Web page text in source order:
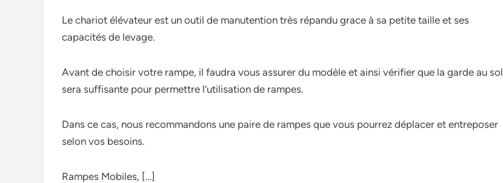
Le chariot élévateur est un outil de manutention très répandu grace à sa petite taille et ses
capacités de levage.
Avant de choisir votre rampe, il faudra vous assurer du modèle et ainsi vérifier que la garde au sol
sera suffisante pour permettre l’utilisation de rampes.
Dans ce cas, nous recommandons une paire de rampes que vous pourrez déplacer et entreposer
selon vos besoins.
Rampes Mobiles, […]